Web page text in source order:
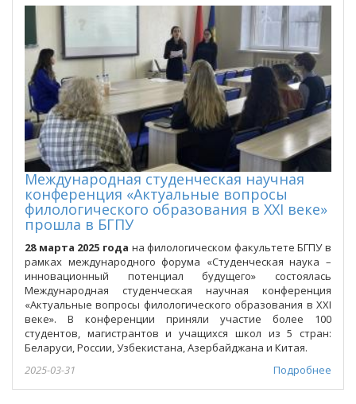
Международная студенческая научная
конференция «Актуальные вопросы
филологического образования в XXI веке»
прошла в БГПУ
28 марта 2025 года на филологическом факультете БГПУ в
рамках международного форума «Студенческая наука –
инновационный потенциал будущего» состоялась
Международная студенческая научная конференция
«Актуальные вопросы филологического образования в ХХI
веке». В конференции приняли участие более 100
студентов, магистрантов и учащихся школ из 5 стран:
Беларуси, России, Узбекистана, Азербайджана и Китая.
Подробнее
2025-03-31